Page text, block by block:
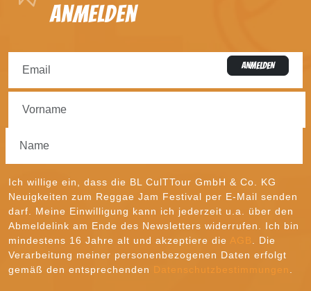
anmelden
ANMELDEN
Ich willige ein, dass die BL CulTTour GmbH & Co. KG
Neuigkeiten zum Reggae Jam Festival per E-Mail senden
darf. Meine Einwilligung kann ich jederzeit u.a. über den
Abmeldelink am Ende des Newsletters widerrufen. Ich bin
mindestens 16 Jahre alt und akzeptiere die AGB
. Die
Verarbeitung meiner personenbezogenen Daten erfolgt
gemäß den entsprechenden Datenschutzbestimmungen